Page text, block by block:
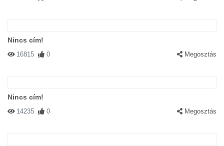
Nincs cím!
16815 0 Megosztás
Nincs cím!
14235 0 Megosztás